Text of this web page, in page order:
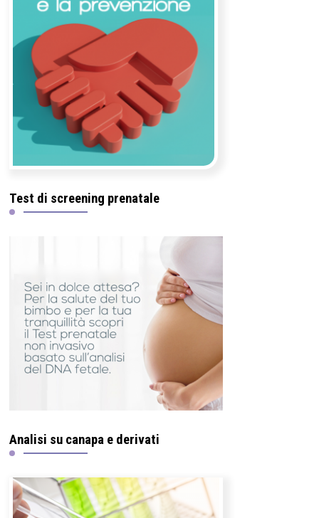
Test di screening prenatale
Analisi su canapa e derivati